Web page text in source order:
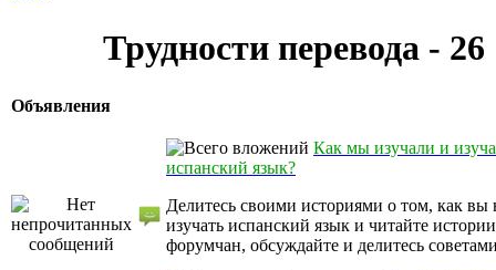
Трудности перевода - 26
Объявления
Как мы изучали и
испанский язык?
Делитесь своими историями о том, как вы
изучать испанский язык и читайте
форумчан, обсуждайте и делитесь